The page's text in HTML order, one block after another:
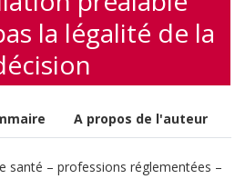
la légalité de la
A propos de l'auteur
santé – professions réglementées –